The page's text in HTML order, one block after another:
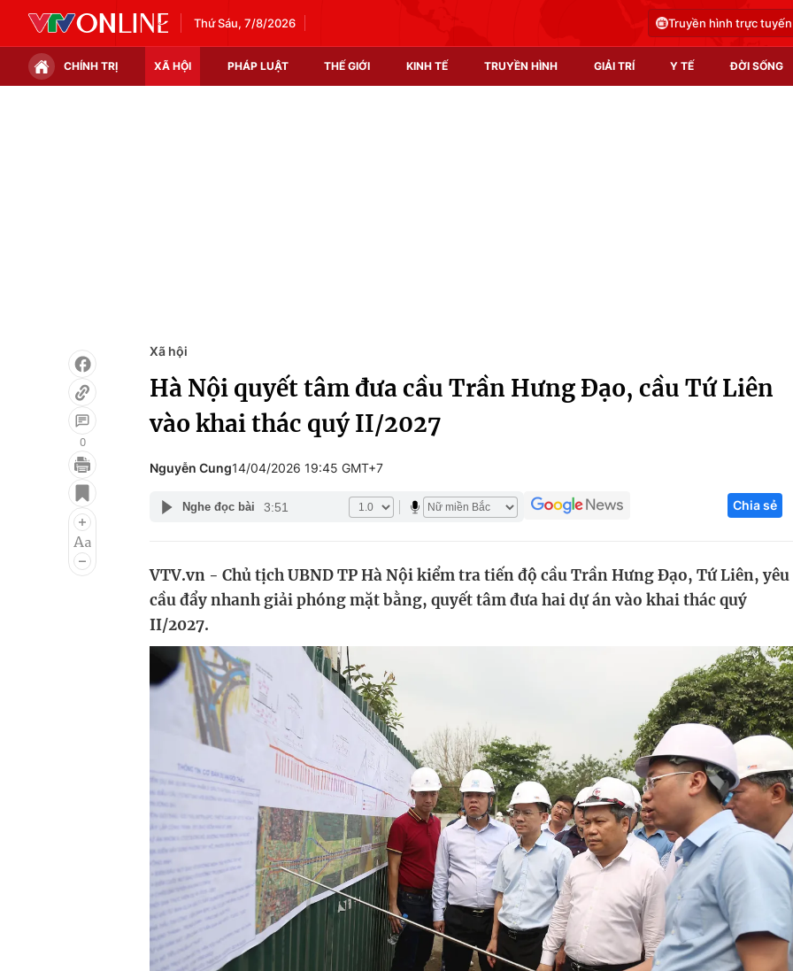
Thứ Sáu, 7/8/2026 Truyền hình trực tuyến
CHÍNH TRỊ XÃ HỘI PHÁP LUẬT THẾ GIỚI KINH TẾ TRUYỀN HÌNH GIẢI TRÍ Y TẾ ĐỜI SỐNG
Infographic
Điện ảnh
Âm nhạc
Du lịch
Chất lượng cuộc sống
Tuyển sinh
Hitech Công
Thị trường
0
Xã hội
Hà Nội quyết tâm đưa cầu Trần Hưng Đạo, cầu Tứ Liên
vào khai thác quý II/2027
Nguyễn Cung14/04/2026 19:45 GMT+7
Nghe đọc bài 3:51 Chia sẻ
VTV.vn - Chủ tịch UBND TP Hà Nội kiểm tra tiến độ cầu Trần Hưng Đạo, Tứ Liên, yêu
cầu đẩy nhanh giải phóng mặt bằng, quyết tâm đưa hai dự án vào khai thác quý
II/2027.